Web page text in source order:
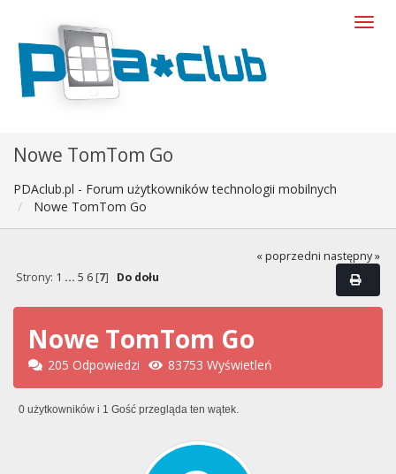
Nowe TomTom Go
PDAclub.pl - Forum użytkowników technologii mobilnych
Nowe TomTom Go
« poprzedni następny »
Strony: 1 ... 5 6[7] Do dołu
Nowe TomTom Go
205 Odpowiedzi 83753 Wyświetleń
0 użytkowników i 1 Gość przegląda ten wątek.